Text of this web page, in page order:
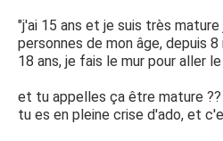
"j'ai 15 ans et je suis très
personnes de mon âge, depuis
18 ans, je fais le mur pour aller
et tu appelles ça être mature
tu es en pleine crise d'ado, et